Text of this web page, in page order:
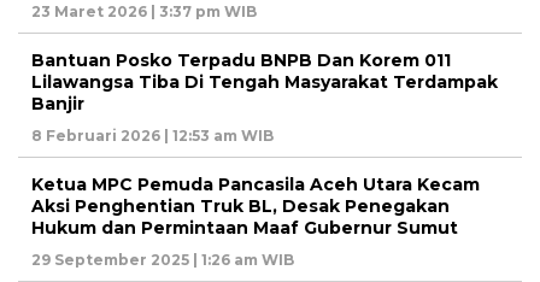
23 Maret 2026 | 3:37 pm WIB
Bantuan Posko Terpadu BNPB Dan Korem 011
Lilawangsa Tiba Di Tengah Masyarakat Terdampak
Banjir
8 Februari 2026 | 12:53 am WIB
Ketua MPC Pemuda Pancasila Aceh Utara Kecam
Aksi Penghentian Truk BL, Desak Penegakan
Hukum dan Permintaan Maaf Gubernur Sumut
29 September 2025 | 1:26 am WIB